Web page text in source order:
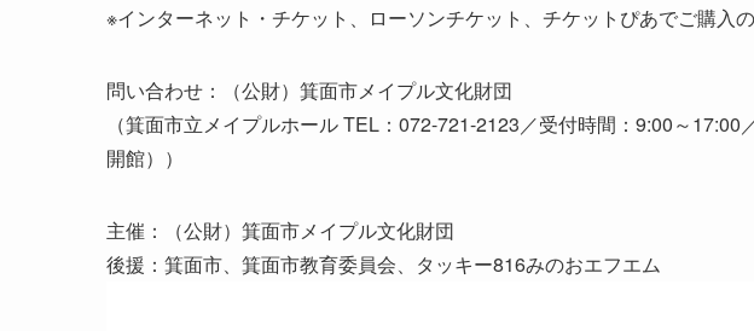
※インターネット・チケット、ローソンチケット、チケットぴあでご購入
問い合わせ：（公財）箕面市メイプル文化財団
（箕面市立メイプルホール TEL：072-721-2123／受付時間：9:00～
開館））
主催：（公財）箕面市メイプル文化財団
後援：箕面市、箕面市教育委員会、タッキー816みのおエフエム